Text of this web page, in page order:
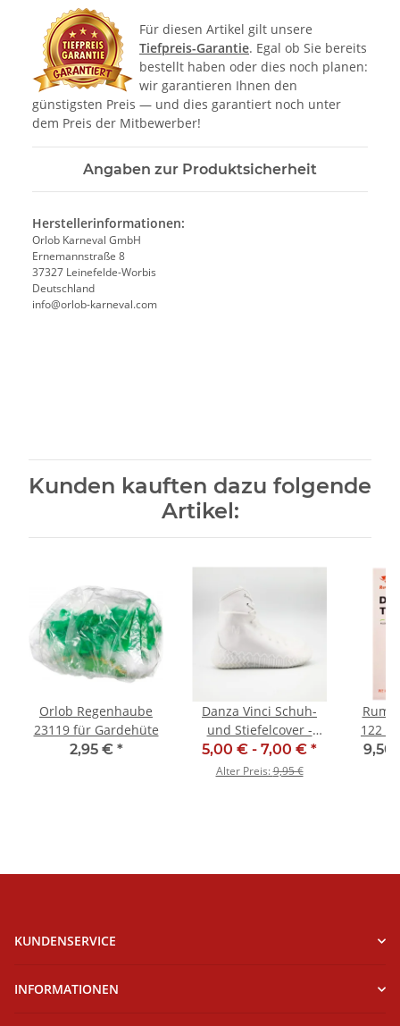
Für diesen Artikel gilt unsere
Tiefpreis-Garantie. Egal ob Sie bereits
bestellt haben oder dies noch planen:
wir garantieren Ihnen den
günstigsten Preis — und dies garantiert noch unter
dem Preis der Mitbewerber!
Angaben zur Produktsicherheit
Herstellerinformationen:
Orlob Karneval GmbH
Ernemannstraße 8
37327 Leinefelde-Worbis
Deutschland
info@orlob-karneval.com
Kunden kauften dazu folgende
Artikel:
Orlob Regenhaube
23119 für Gardehüte
2,95 € *
Danza Vinci Schuh-
und Stiefelcover -
SALE
5,00 € - 7,00 € *
Alter Preis:9,95 €
122
9,50
KUNDENSERVICE
INFORMATIONEN